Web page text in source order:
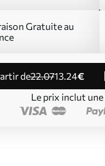
Gratuite au
de22.0713.24€
Le prix inclut une